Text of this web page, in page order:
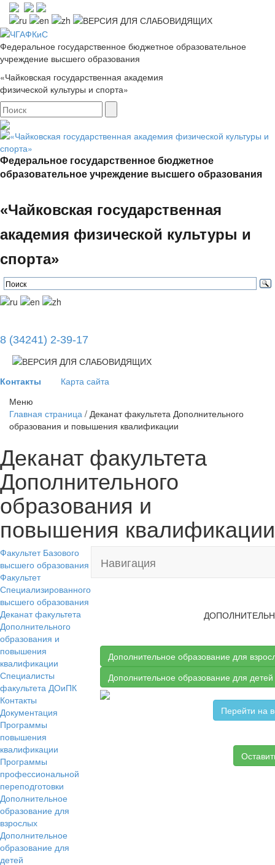
Федеральное государственное бюджетное образовательное
учреждение высшего образования
«Чайковская государственная академия
физической культуры и спорта»
Федеральное государственное бюджетное
образовательное учреждение высшего образования
«Чайковская государственная
академия физической культуры и
спорта»
8 (34241) 2-39-17
Контакты Карта сайта
Меню
Главная страница / Деканат факультета Дополнительного
образования и повышения квалификации
Деканат факультета
Дополнительного
образования и
повышения квалификации
Факультет Базового
высшего образования
Факультет
Специализированного
высшего образования
Деканат факультета
Дополнительного
образования и
повышения
квалификации
Специалисты
факультета ДОиПК​
Контакты​
Документация​
Программы
повышения
квалификации​
Программы
профессиональной
переподготовки​
Дополнительное
образование для
взрослых
Дополнительное
образование для
детей
Навигация
Дополнительное образование для
Дополнительное образование для детей
Перейти на